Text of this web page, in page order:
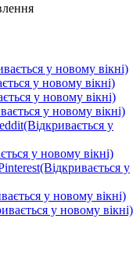
у новому вікні)
у новому вікні)
у новому вікні)
у новому вікні)
у
у новому вікні)
у
у новому вікні)
у новому вікні)